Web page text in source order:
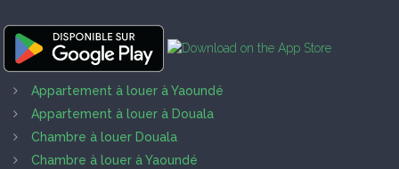
Appartement à louer à Yaoundé
Appartement à louer à Douala
Chambre à louer Douala
Chambre à louer à Yaoundé